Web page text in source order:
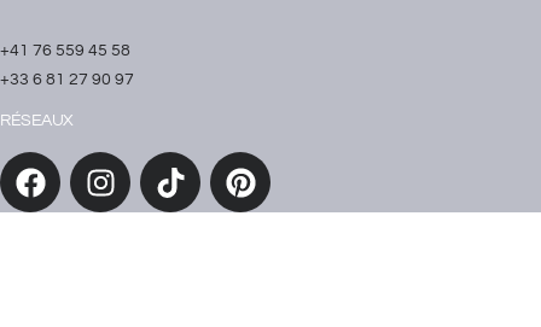
+41 76 559 45 58
+33 6 81 27 90 97
RÉSEAUX